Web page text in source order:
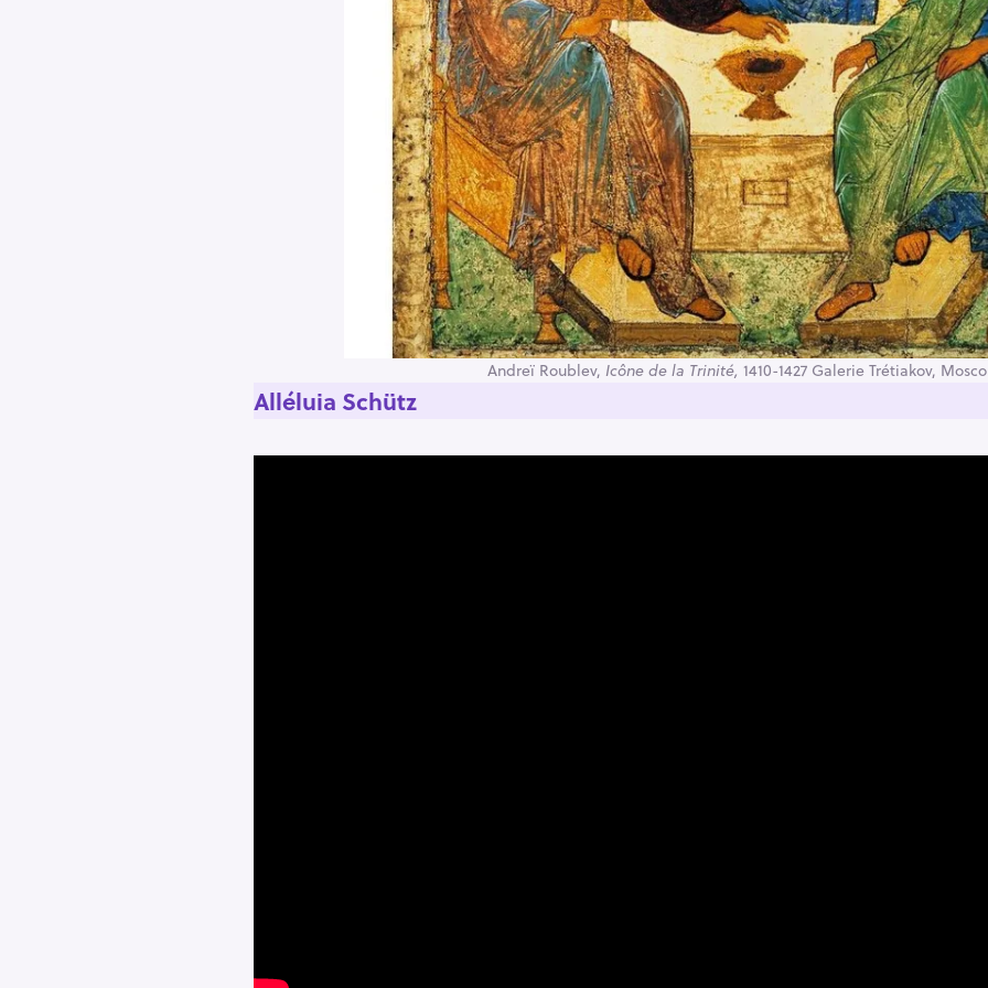
Andreï Roublev, Icône de la Trinité, 1410-1427 Galerie Trétiakov,
Alléluia Schütz